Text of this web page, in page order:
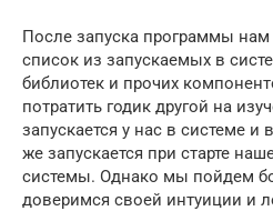
После запуска программы
список из запускаемых в
библиотек и прочих
потратить годик другой на
запускается у нас в системе и
же запускается при старте
системы. Однако мы пойдем
доверимся своей интуиции и